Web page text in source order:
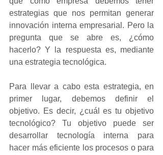
estrategias que nos permitan generar
innovación interna empresarial. Pero la
pregunta que se abre es, ¿cómo
hacerlo? Y la respuesta es, mediante
una estrategia tecnológica.
Para llevar a cabo esta estrategia, en
primer lugar, debemos definir el
objetivo. Es decir, ¿cuál es tu objetivo
tecnológico? Tu objetivo puede ser
desarrollar tecnología interna para
hacer más eficiente los procesos o para